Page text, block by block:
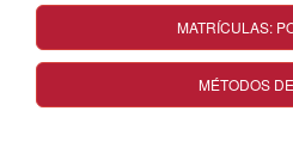
MATRÍCULAS:
MÉTODOS